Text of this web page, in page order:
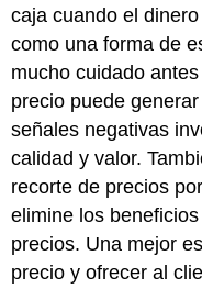
caja cuando el
como una forma de
mucho cuidado
precio puede
señales negativas
calidad y valor.
recorte de precios
elimine los
precios. Una mejor
precio y ofrecer al